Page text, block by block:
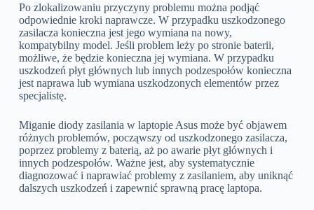
Po zlokalizowaniu przyczyny problemu można podjąć
odpowiednie kroki naprawcze. W przypadku uszkodzonego
zasilacza konieczna jest jego wymiana na nowy,
kompatybilny model. Jeśli problem leży po stronie baterii,
możliwe, że będzie konieczna jej wymiana. W przypadku
uszkodzeń płyt głównych lub innych podzespołów konieczna
jest naprawa lub wymiana uszkodzonych elementów przez
specjalistę.
Miganie diody zasilania w laptopie Asus może być objawem
różnych problemów, począwszy od uszkodzonego zasilacza,
poprzez problemy z baterią, aż po awarie płyt głównych i
innych podzespołów. Ważne jest, aby systematycznie
diagnozować i naprawiać problemy z zasilaniem, aby uniknąć
dalszych uszkodzeń i zapewnić sprawną pracę laptopa.